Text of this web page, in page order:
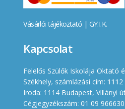
Vásárlói tájékoztató | GY.I.K.
Kapcsolat
Felelős Szülők Iskolája Oktató
Székhely, számlázási cím:
Iroda: 1114 Budapest, Villányi
Cégjegyzékszám: 01 09 966630